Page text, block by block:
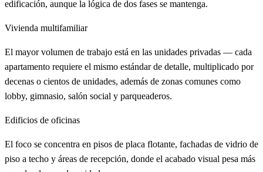
edificación, aunque la lógica de dos fases se mantenga.
Vivienda multifamiliar
El mayor volumen de trabajo está en las unidades privadas — cada
apartamento requiere el mismo estándar de detalle, multiplicado por
decenas o cientos de unidades, además de zonas comunes como
lobby, gimnasio, salón social y parqueaderos.
Edificios de oficinas
El foco se concentra en pisos de placa flotante, fachadas de vidrio de
piso a techo y áreas de recepción, donde el acabado visual pesa más